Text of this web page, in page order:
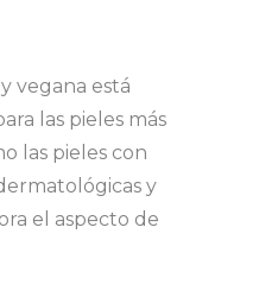
vegana está
las pieles más
las pieles con
y
el aspecto de